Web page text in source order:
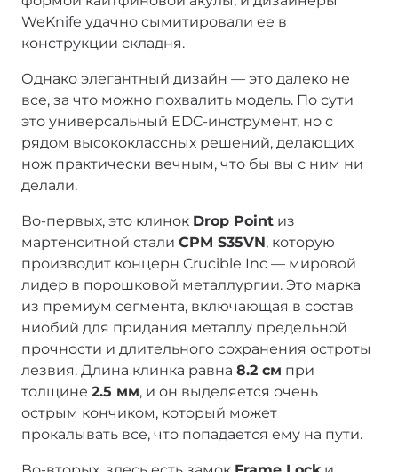
WeKnife удачно сымитировали ее в
конструкции складня.
Однако элегантный дизайн — это далеко не
все, за что можно похвалить модель. По сути
это универсальный EDC-инструмент, но с
рядом высококлассных решений, делающих
нож практически вечным, что бы вы с ним ни
делали.
Во-первых, это клинок Drop Point из
мартенситной стали CPM S35VN, которую
производит концерн Crucible Inc — мировой
лидер в порошковой металлургии. Это марка
из премиум сегмента, включающая в состав
ниобий для придания металлу предельной
прочности и длительного сохранения остроты
лезвия. Длина клинка равна 8.2 см при
толщине 2.5 мм, и он выделяется очень
острым кончиком, который может
прокалывать все, что попадается ему на пути.